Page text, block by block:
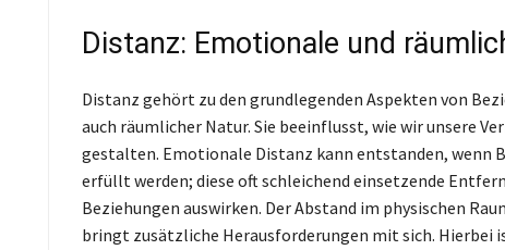
Distanz: Emotionale und
Distanz gehört zu den grundlegenden Aspekten von
auch räumlicher Natur. Sie beeinflusst, wie wir unsere
gestalten. Emotionale Distanz kann entstanden, wenn
erfüllt werden; diese oft schleichend einsetzende
Beziehungen auswirken. Der Abstand im physischen
bringt zusätzliche Herausforderungen mit sich. Hierbei